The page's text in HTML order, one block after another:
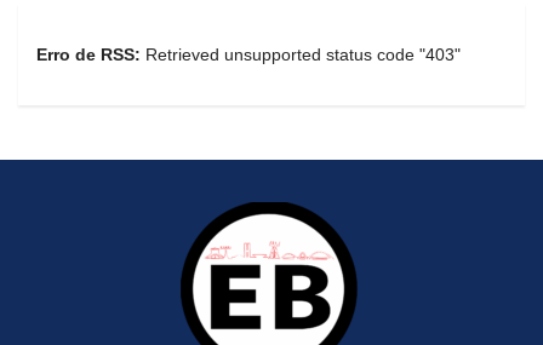
Erro de RSS: Retrieved unsupported status code "403"